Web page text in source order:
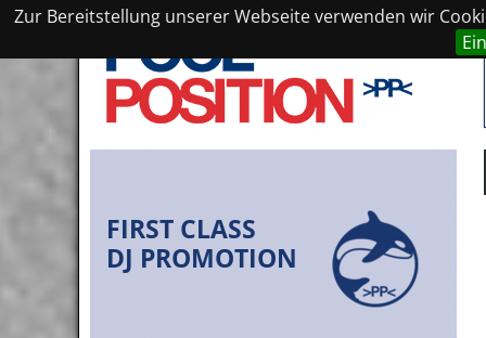
Zur Bereitstellung unserer Webseite verwenden wir
FIRST CLASS
DJ PROMOTION